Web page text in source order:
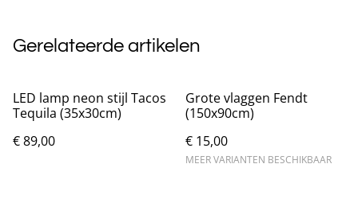
Gerelateerde artikelen
LED lamp neon stijl Tacos
Tequila (35x30cm)
€ 89,00
Grote vlaggen Fendt
(150x90cm)
€ 15,00
MEER VARIANTEN BESCHIKBAAR